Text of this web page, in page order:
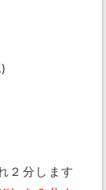
２分します